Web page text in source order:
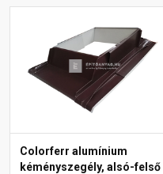
Colorferr alumínium
kéményszegély, alsó-felső